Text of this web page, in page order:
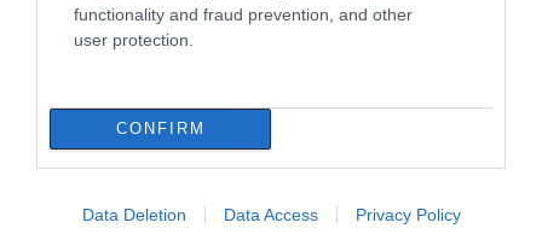
functionality and fraud prevention, and other
user protection.
CONFIRM
Data Deletion Data Access Privacy Policy